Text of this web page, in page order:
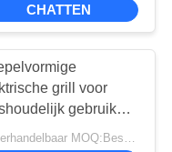
van
CHATTEN
grill voor
gebruik
uitneembare plaat,
Onderhandelbaar MOQ:Bespreekbaar